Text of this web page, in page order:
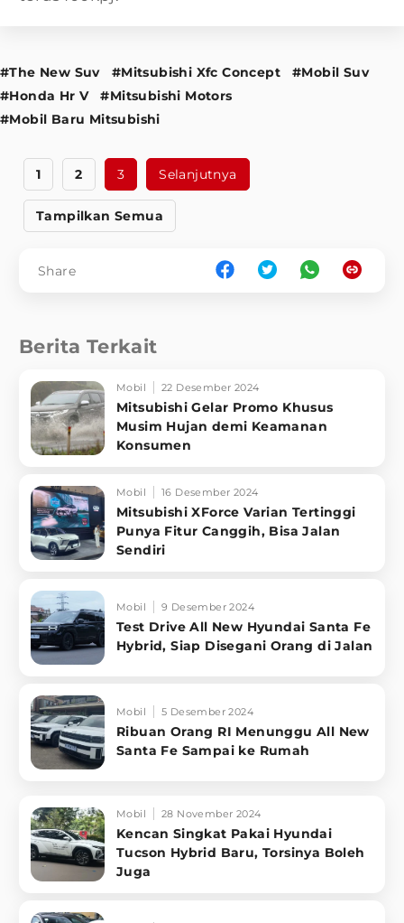
#The New Suv #Mitsubishi Xfc Concept
#Mobil Suv
#Honda Hr V
#Mitsubishi Motors
#Mobil Baru Mitsubishi
1 2 3 Selanjutnya
Tampilkan Semua
Share
Berita Terkait
Mobil 22 Desember 2024
Mitsubishi Gelar Promo Khusus
Musim Hujan demi Keamanan
Konsumen
Mobil 16 Desember 2024
Mitsubishi XForce Varian Tertinggi
Punya Fitur Canggih, Bisa Jalan
Sendiri
Mobil 9 Desember 2024
Test Drive All New Hyundai Santa Fe
Hybrid, Siap Disegani Orang di Jalan
Mobil 5 Desember 2024
Ribuan Orang RI Menunggu All New
Santa Fe Sampai ke Rumah
Mobil 28 November 2024
Kencan Singkat Pakai Hyundai
Tucson Hybrid Baru, Torsinya Boleh
Juga